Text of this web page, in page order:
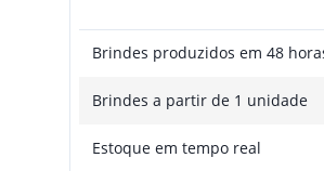
Brindes produzidos em 48
Brindes a partir de 1 unidade
Estoque em tempo real